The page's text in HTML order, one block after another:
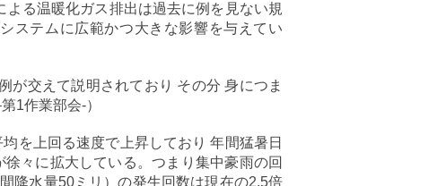
る温暖化ガス排出は過去に例を見ない規
ステムに広範かつ大きな影響を与えてい
が交えて説明されており その分 身につま
1作業部会-）
を上回る速度で上昇しており 年間猛暑日
々に拡大している。つまり集中豪雨の回
降水量50ミリ）の発生回数は現在の2.5倍